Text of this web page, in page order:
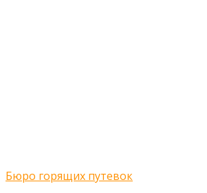
Бюро горящих путевок